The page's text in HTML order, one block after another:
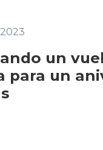
un
para un